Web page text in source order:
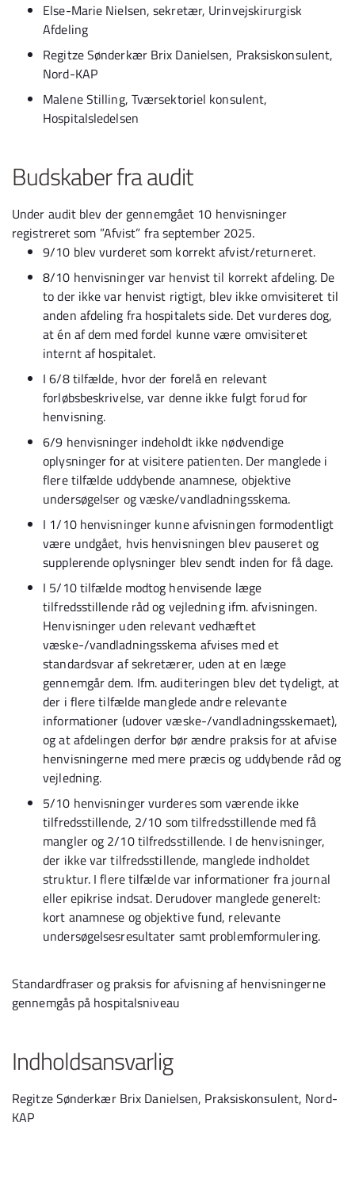
Else-Marie Nielsen, sekretær, Urinvejskirurgisk
Afdeling
Regitze Sønderkær Brix Danielsen, Praksiskonsulent,
Nord-KAP
Malene Stilling, Tværsektoriel konsulent,
Hospitalsledelsen
Budskaber fra audit
Under audit blev der gennemgået 10 henvisninger
registreret som ”Afvist” fra september 2025.
9/10 blev vurderet som korrekt afvist/returneret.
8/10 henvisninger var henvist til korrekt afdeling. De
to der ikke var henvist rigtigt, blev ikke omvisiteret til
anden afdeling fra hospitalets side. Det vurderes dog,
at én af dem med fordel kunne være omvisiteret
internt af hospitalet.
I 6/8 tilfælde, hvor der forelå en relevant
forløbsbeskrivelse, var denne ikke fulgt forud for
henvisning.
6/9 henvisninger indeholdt ikke nødvendige
oplysninger for at visitere patienten. Der manglede i
flere tilfælde uddybende anamnese, objektive
undersøgelser og væske/vandladningsskema.
I 1/10 henvisninger kunne afvisningen formodentligt
være undgået, hvis henvisningen blev pauseret og
supplerende oplysninger blev sendt inden for få dage.
I 5/10 tilfælde modtog henvisende læge
tilfredsstillende råd og vejledning ifm. afvisningen.
Henvisninger uden relevant vedhæftet
væske-/vandladningsskema afvises med et
standardsvar af sekretærer, uden at en læge
gennemgår dem. Ifm. auditeringen blev det tydeligt, at
der i flere tilfælde manglede andre relevante
informationer (udover væske-/vandladningsskemaet),
og at afdelingen derfor bør ændre praksis for at afvise
henvisningerne med mere præcis og uddybende råd og
vejledning.
5/10 henvisninger vurderes som værende ikke
tilfredsstillende, 2/10 som tilfredsstillende med få
mangler og 2/10 tilfredsstillende. I de henvisninger,
der ikke var tilfredsstillende, manglede indholdet
struktur. I flere tilfælde var informationer fra journal
eller epikrise indsat. Derudover manglede generelt:
kort anamnese og objektive fund, relevante
undersøgelsesresultater samt problemformulering.
Standardfraser og praksis for afvisning af henvisningerne
gennemgås på hospitalsniveau
Indholdsansvarlig
Regitze Sønderkær Brix Danielsen, Praksiskonsulent, Nord-
KAP